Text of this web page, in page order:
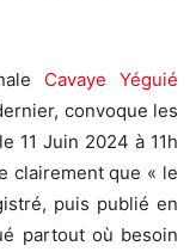
Cavaye Yéguié
convoque les
11 Juin 2024 à 11h
clairement que « le
puis publié en
partout où besoin